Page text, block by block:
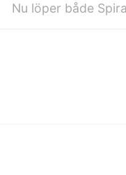
Nu löper både